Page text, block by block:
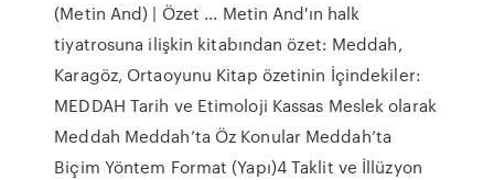
(Metin And) | Özet ... Metin And'ın halk
tiyatrosuna ilişkin kitabından özet: Meddah,
Karagöz, Ortaoyunu Kitap özetinin İçindekiler:
MEDDAH Tarih ve Etimoloji Kassas Meslek olarak
Meddah Meddah’ta Öz Konular Meddah’ta
Biçim Yöntem Format (Yapı)4 Taklit ve İllüzyon